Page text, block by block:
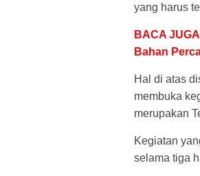
yang harus
BACA
Bahan
Hal di atas
membuka
merupakan
Kegiatan
selama tiga